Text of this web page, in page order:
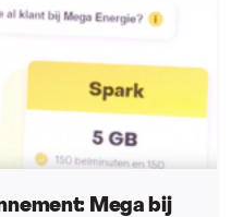
Mega bij